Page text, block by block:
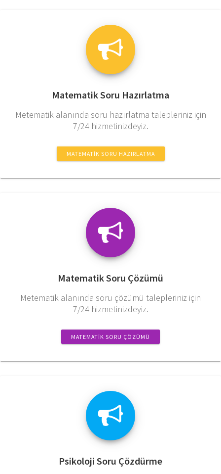
Matematik Soru Hazırlatma
Metematik alanında soru hazırlatma talepleriniz için
7/24 hizmetinizdeyiz.
MATEMATIK SORU HAZIRLATMA
Matematik Soru Çözümü
Metematik alanında soru çözümü talepleriniz için
7/24 hizmetinizdeyiz.
MATEMATIK SORU ÇÖZÜMÜ
Psikoloji Soru Çözdürme